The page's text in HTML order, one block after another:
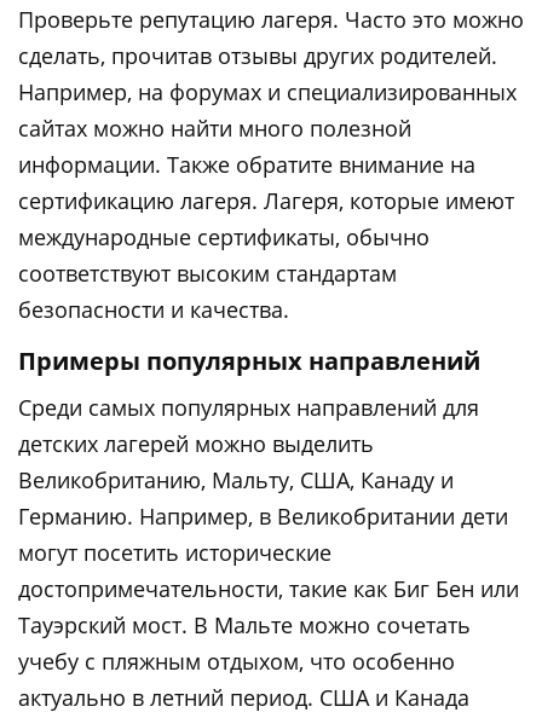
Проверьте репутацию лагеря. Часто это можно
сделать, прочитав отзывы других родителей.
Например, на форумах и специализированных
сайтах можно найти много полезной
информации. Также обратите внимание на
сертификацию лагеря. Лагеря, которые имеют
международные сертификаты, обычно
соответствуют высоким стандартам
безопасности и качества.
Примеры популярных направлений
Среди самых популярных направлений для
детских лагерей можно выделить
Великобританию, Мальту, США, Канаду и
Германию. Например, в Великобритании дети
могут посетить исторические
достопримечательности, такие как Биг Бен или
Тауэрский мост. В Мальте можно сочетать
учебу с пляжным отдыхом, что особенно
актуально в летний период. США и Канада